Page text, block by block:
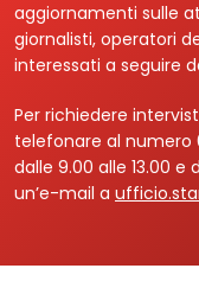
aggiornamenti sulle
giornalisti, operatori
interessati a seguire
Per richiedere
telefonare al numero
dalle 9.00 alle 13.00 e
un’e-mail a